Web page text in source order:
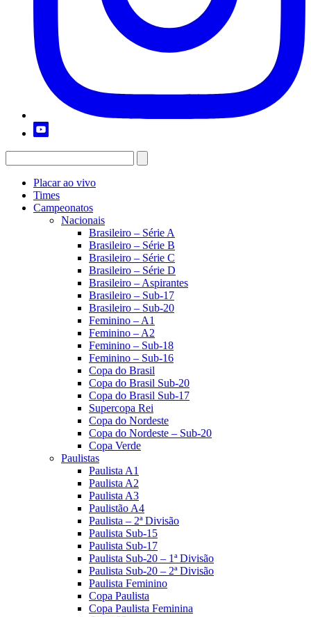
Placar ao vivo
Times
Campeonatos
Nacionais
Brasileiro – Série A
Brasileiro – Série B
Brasileiro – Série C
Brasileiro – Série D
Brasileiro – Aspirantes
Brasileiro – Sub-17
Brasileiro – Sub-20
Feminino – A1
Feminino – A2
Feminino – Sub-18
Feminino – Sub-16
Copa do Brasil
Copa do Brasil Sub-20
Copa do Brasil Sub-17
Supercopa Rei
Copa do Nordeste
Copa do Nordeste – Sub-20
Copa Verde
Paulistas
Paulista A1
Paulista A2
Paulista A3
Paulistão A4
Paulista – 2ª Divisão
Paulista Sub-15
Paulista Sub-17
Paulista Sub-20 – 1ª Divisão
Paulista Sub-20 – 2ª Divisão
Paulista Feminino
Copa Paulista
Copa Paulista Feminina